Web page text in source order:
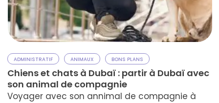
ADMINISTRATIF ANIMAUX BONS PLANS
Chiens et chats à Dubaï : partir à Dubaï avec
son animal de compagnie
Voyager avec son annimal de compagnie à